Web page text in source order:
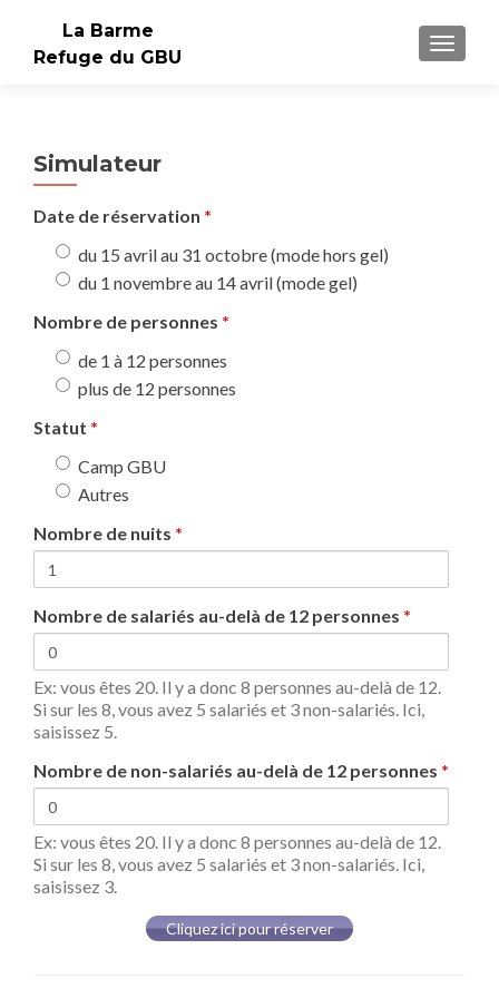
La Barme
Refuge du GBU
Simulateur
Date de réservation *
du 15 avril au 31 octobre (mode hors gel)
du 1 novembre au 14 avril (mode gel)
Nombre de personnes *
de 1 à 12 personnes
plus de 12 personnes
Statut *
Camp GBU
Autres
Nombre de nuits *
Nombre de salariés au-delà de 12 personnes *
Ex: vous êtes 20. Il y a donc 8 personnes au-delà de 12.
Si sur les 8, vous avez 5 salariés et 3 non-salariés. Ici,
saisissez 5.
Nombre de non-salariés au-delà de 12 personnes *
Ex: vous êtes 20. Il y a donc 8 personnes au-delà de 12.
Si sur les 8, vous avez 5 salariés et 3 non-salariés. Ici,
saisissez 3.
Cliquez ici pour réserver